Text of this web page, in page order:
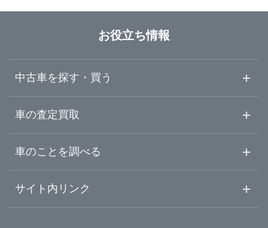
中古車の査定相場を調べるお役立ち情報
中古車を探す・買う
中古車情報・中古車検索
初めての中古車購入ガイド
車の査定買取
車査定・車買取ならガリバー
ガリバーの査定が選ばれる理由
車のことを調べる
車初心者まとめ
サイト内リンク